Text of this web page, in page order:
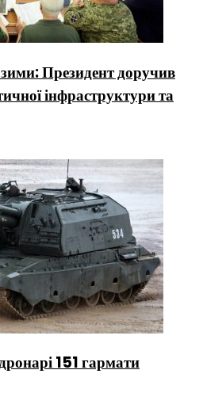
Президент доручив
інфраструктури та
151 гармати